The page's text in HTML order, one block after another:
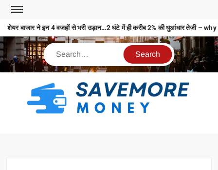
शेयर बाजार ने इन 4 वजहों से भरी उड़ान…2 घंटे में ही करीब 2% की धुआंधार